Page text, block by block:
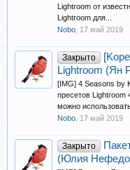
Lightroom от
Lightroom для...
Nobo 17 май 2019
Закрыто
Lightroom (Ян
[IMG] 4 Seasons by
пресетов Lightroom
можно использовать
Nobo 17 май 2019
Закрыто
(Юлия